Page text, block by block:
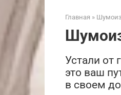
Главная »
Устали от
это ваш
в своем